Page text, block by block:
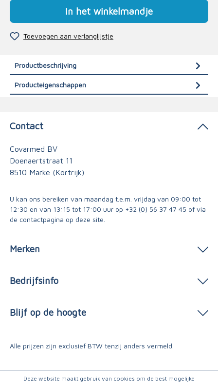
In het winkelmandje
Toevoegen aan verlanglijstje
Productbeschrijving
Producteigenschappen
Contact
Covarmed BV
Doenaertstraat 11
8510 Marke (Kortrijk)
U kan ons bereiken van maandag t.e.m. vrijdag van 09:00 tot
12:30 en van 13:15 tot 17:00 uur op +32 (0) 56 37 47 45 of via
de contactpagina op deze site.
Merken
Bedrijfsinfo
Blijf op de hoogte
Alle prijzen zijn exclusief BTW tenzij anders vermeld.
Deze website maakt gebruik van cookies om de best mogelijke